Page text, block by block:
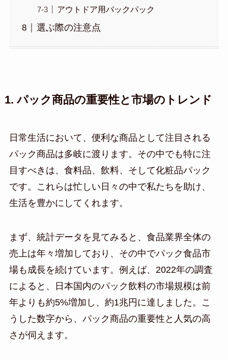
アウトドア用バックパック
選ぶ際の注意点
1. パック商品の重要性と市場のトレンド
日常生活において、便利な商品として注目される
パック商品は多岐に渡ります。その中でも特に注
目すべきは、食料品、飲料、そして化粧品パック
です。これらは忙しい日々の中で私たちを助け、
生活を豊かにしてくれます。
まず、統計データを見てみると、食品業界全体の
売上は年々増加しており、その中でパック食品市
場も成長を続けています。例えば、2022年の調査
によると、日本国内のパック飲料の市場規模は前
年よりも約5%増加し、約1兆円に達しました。こ
うした数字から、パック商品の重要性と人気の高
さが伺えます。